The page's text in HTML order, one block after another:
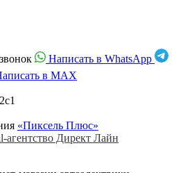
Написать в WhatsApp
в MAX
«Пиксель Плюс»
агентство Директ Лайн